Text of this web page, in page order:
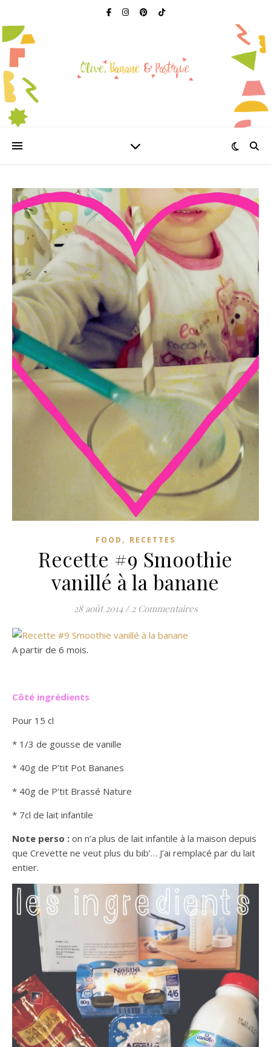
FOOD , RECETTES
Recette #9 Smoothie
vanillé à la banane
28 août 2014 / 2 Commentaires
A partir de 6 mois.
Côté ingrédients
Pour 15 cl
* 1/3 de gousse de vanille
* 40g de P’tit Pot Bananes
* 40g de P’tit Brassé Nature
* 7cl de lait infantile
Note perso : on n’a plus de lait infantile à la maison depuis
que Crevette ne veut plus du bib’… J’ai remplacé par du lait
entier.